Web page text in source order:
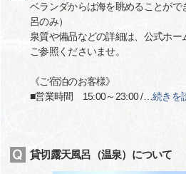
ベランダからは海を眺めることが
呂のみ）
泉質や備品などの詳細は、公式ホ
ご参照くださいませ。
《ご宿泊のお客様》
■営業時間 15:00～23:00 /…続きを
貸切露天風呂（温泉）について